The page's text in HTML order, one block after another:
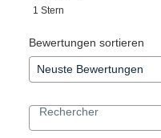
1 Stern
Bewertungen sortieren